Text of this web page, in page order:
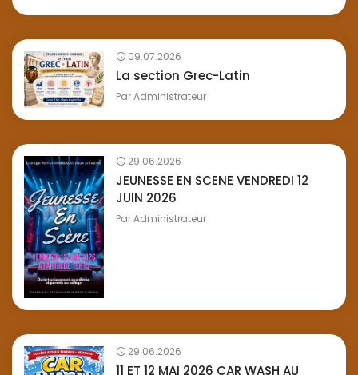
09.07.2026
La section Grec-Latin
ParAdministrateur
29.06.2026
JEUNESSE EN SCENE VENDREDI 12
JUIN 2026
ParAdministrateur
29.06.2026
11 ET 12 MAI 2026 CAR WASH AU